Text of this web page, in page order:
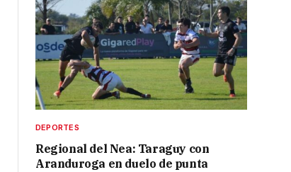
DEPORTES
Regional del Nea: Taraguy con
Aranduroga en duelo de punta